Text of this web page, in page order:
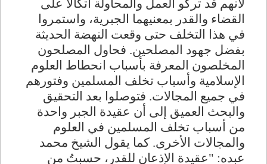
لأنهم قد تركو العمل والمحاولة اتكالا على
القضاء والقدر بمعنيهما الجبرية، واستمروا
في هذا التخلف حتى وقعت النهضة الحديثة
بفضل جهود المصلحين. فحاول المصلحون
المخلصون المعرفة بأسباب انحطاط العلوم
الإسلامية وأسباب تخلف المسلمين وفتورهم
في جميع المجالات. فتوصلوا بعد التحقيق
والبحث العميق إلى أن عقيدة الجبر واحدة
من أسباب تخلف المسلمين في العلوم
والمجالات الأخرى. كما يقول الشيخ محمد
عبده: "عقيدة الإذعان للقدر، حسبتُ من